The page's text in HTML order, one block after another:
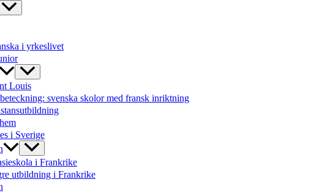
i yrkeslivet
Louis
svenska skolor med fransk inriktning
i Sverige
i Frankrike
utbildning i Frankrike